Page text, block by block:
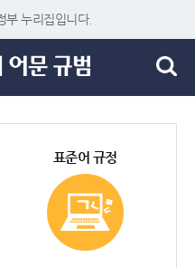
부 누리집입니다.
표준어 규정